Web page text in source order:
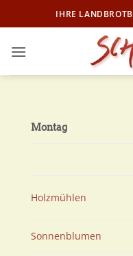
Inhalt
IHRE
Montag
Holzmühlen
Sonnenblumen